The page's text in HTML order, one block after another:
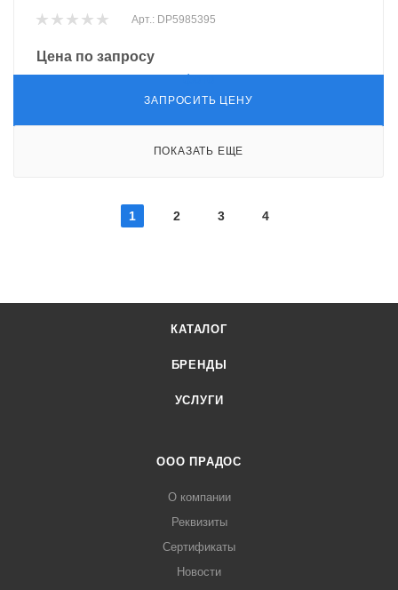
Арт.: DP5985395
Цена по запросу
ЗАПРОСИТЬ ЦЕНУ
ПОКАЗАТЬ ЕЩЕ
1 2 3 4
КАТАЛОГ
БРЕНДЫ
УСЛУГИ
ООО ПРАДОС
О компании
Реквизиты
Сертификаты
Новости